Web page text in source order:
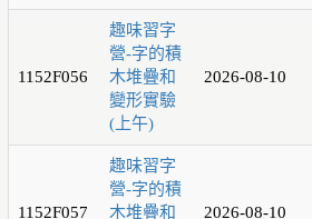
1152F056
趣味習字
營-字的積
木堆疊和
變形實驗
(上午)
2026-08-10
1152F057
趣味習字
營-字的積
木堆疊和
2026-08-10